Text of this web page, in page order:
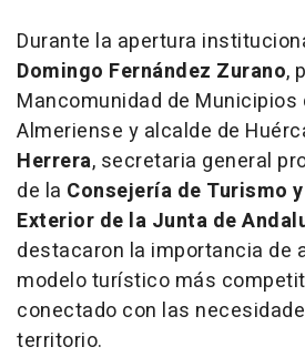
Durante la apertura
Domingo Fernández Zurano,
Mancomunidad de Municipios
Almeriense y alcalde de
Herrera, secretaria general
de la Consejería de Turismo
Exterior de la Junta de
destacaron la importancia de
modelo turístico más
conectado con las
territorio.